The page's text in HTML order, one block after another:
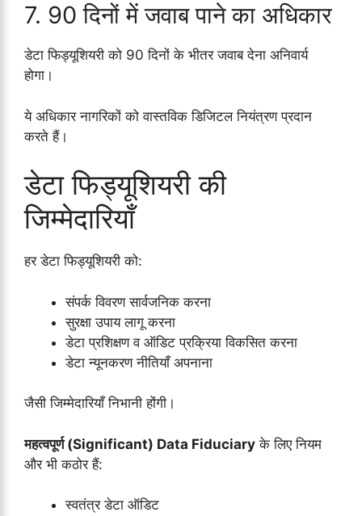
7. 90 दिनों में जवाब पाने का अधिकार
डेटा फिड्यूशियरी को 90 दिनों के भीतर जवाब देना अनिवार्य
होगा।
ये अधिकार नागरिकों को वास्तविक डिजिटल नियंत्रण प्रदान
करते हैं।
डेटा फिड्यूशियरी की
जिम्मेदारियाँ
हर डेटा फिड्यूशियरी को:
संपर्क विवरण सार्वजनिक करना
सुरक्षा उपाय लागू करना
डेटा प्रशिक्षण व ऑडिट प्रक्रिया विकसित करना
डेटा न्यूनकरण नीतियाँ अपनाना
जैसी जिम्मेदारियाँ निभानी होंगी।
महत्वपूर्ण (Significant) Data Fiduciary के लिए नियम
और भी कठोर हैं:
स्वतंत्र डेटा ऑडिट